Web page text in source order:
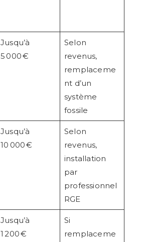
Jusqu’à
5 000 €
Selon
revenus,
remplaceme
nt d’un
système
fossile
Jusqu’à
10 000 €
Selon
revenus,
installation
par
professionnel
RGE
Jusqu’à
1 200 €
Si
remplaceme